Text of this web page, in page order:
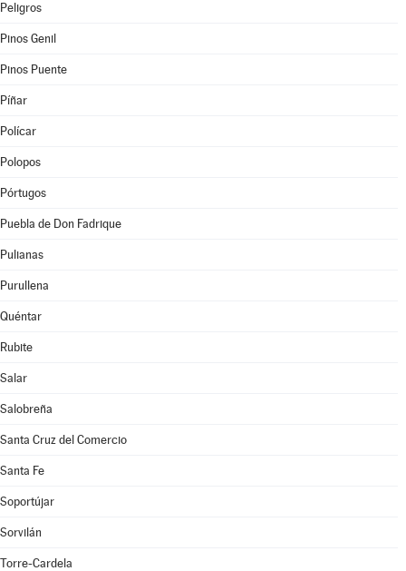
Peligros
Pinos Genil
Pinos Puente
Píñar
Polícar
Polopos
Pórtugos
Puebla de Don Fadrique
Pulianas
Purullena
Quéntar
Rubite
Salar
Salobreña
Santa Cruz del Comercio
Santa Fe
Soportújar
Sorvilán
Torre-Cardela